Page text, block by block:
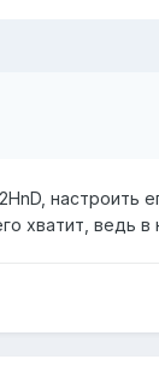
хватит, ведь